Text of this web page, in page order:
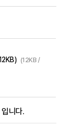
(12KB /
니다.